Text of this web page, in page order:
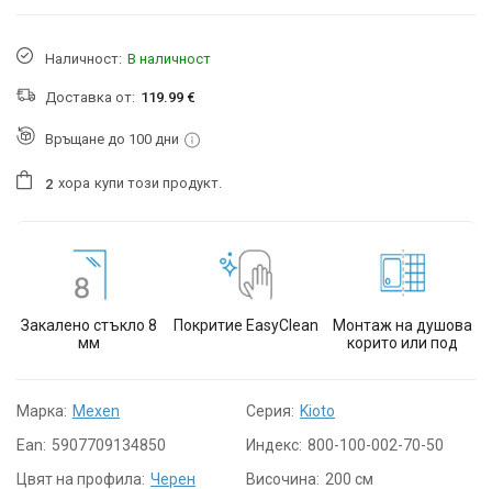
Наличност: В наличност
Доставка от: 119.99 €
Връщане до 100 дни
2 хора купи този продукт.
Закалено стъкло 8
мм
Покритие EasyClean
Монтаж на душова
корито или под
Марка: Mexen Серия: Kioto
Ean: 5907709134850 Индекс: 800-100-002-70-50
Цвят на профила: Черен Височина: 200 см